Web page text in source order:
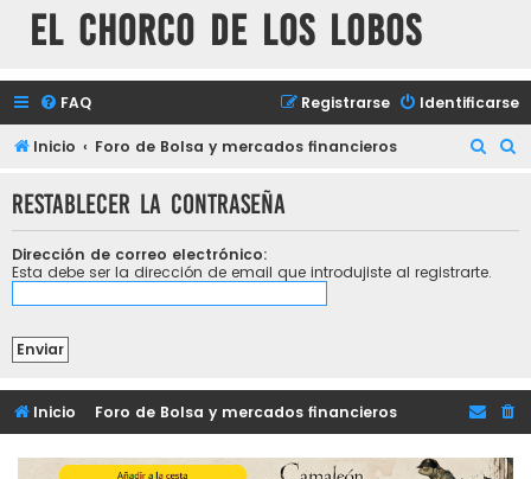
El chorco de los lobos
FAQ Identificarse
Registrarse
Inicio Foro de Bolsa y mercados financieros
c
c
Restablecer la contraseña
Dirección de correo electrónico:
Esta debe ser la dirección de email que introdujiste al registrarte.
Inicio Foro de Bolsa y mercados financieros